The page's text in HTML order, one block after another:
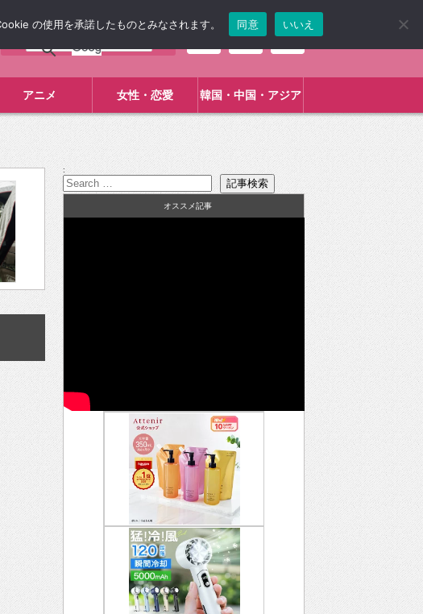
アニメ 女性・恋愛 韓国・中国・アジア
:
オススメ記事
の使用を承諾したものとみなされます。 同意 いいえ